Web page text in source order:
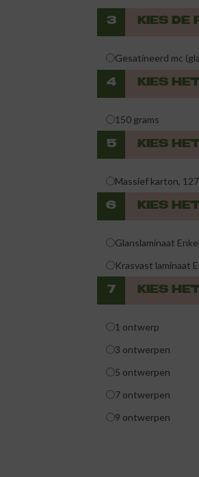
3 KIES DE
Gesatineerd mc
4 KIES
150 grams
5 KIES
Massief karton,
6 KIES
Glanslaminaat
Krasvast laminaat
7 KIES
1 ontwerp
3 ontwerpen
5 ontwerpen
7 ontwerpen
9 ontwerpen